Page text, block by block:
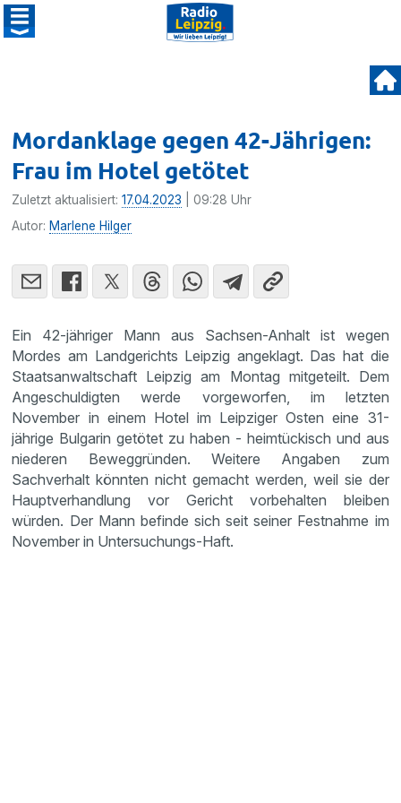
Mordanklage gegen 42-Jährigen:
Frau im Hotel getötet
Zuletzt aktualisiert:17.04.2023 | 09:28 Uhr
Autor: Marlene Hilger
Ein 42-jähriger Mann aus Sachsen-Anhalt ist wegen
Mordes am Landgerichts Leipzig angeklagt. Das hat die
Staatsanwaltschaft Leipzig am Montag mitgeteilt. Dem
Angeschuldigten werde vorgeworfen, im letzten
November in einem Hotel im Leipziger Osten eine 31-
jährige Bulgarin getötet zu haben - heimtückisch und aus
niederen Beweggründen. Weitere Angaben zum
Sachverhalt könnten nicht gemacht werden, weil sie der
Hauptverhandlung vor Gericht vorbehalten bleiben
würden. Der Mann befinde sich seit seiner Festnahme im
November in Untersuchungs-Haft.